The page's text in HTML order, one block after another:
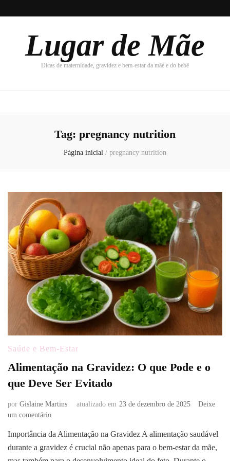
Lugar de Mãe
Dicas de maternidade, gravidez e bem-estar da mãe e do bebê
Tag: pregnancy nutrition
Página inicial / pregnancy nutrition
Saúde e Bem-Estar
Alimentação na Gravidez: O que Pode e o
que Deve Ser Evitado
por Gislaine Martins atualizado em 23 de dezembro de 2025
Deixe
um comentárioem
na
Gravidez:
O
Importância da Alimentação na Gravidez A alimentação saudável
durante a gravidez é crucial não apenas para o bem-estar da mãe,